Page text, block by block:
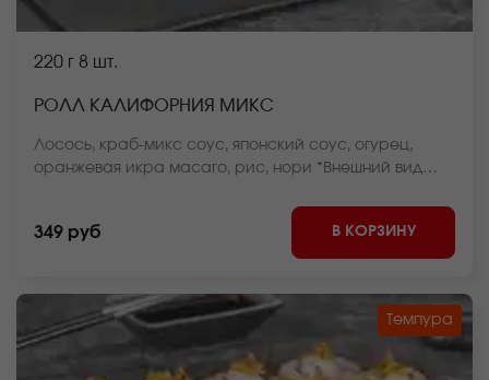
220 г 8 шт.
РОЛЛ КАЛИФОРНИЯ МИКС
Лосось, краб-микс соус, японский соус, огурец,
оранжевая икра масаго, рис, нори *Внешний вид
349 руб В КОРЗИНУ
Темпура